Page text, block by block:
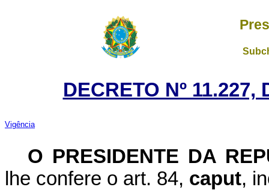
DECRETO Nº 11.227,
Vigência
O PRESIDENTE DA
lhe confere o art. 84, caput,